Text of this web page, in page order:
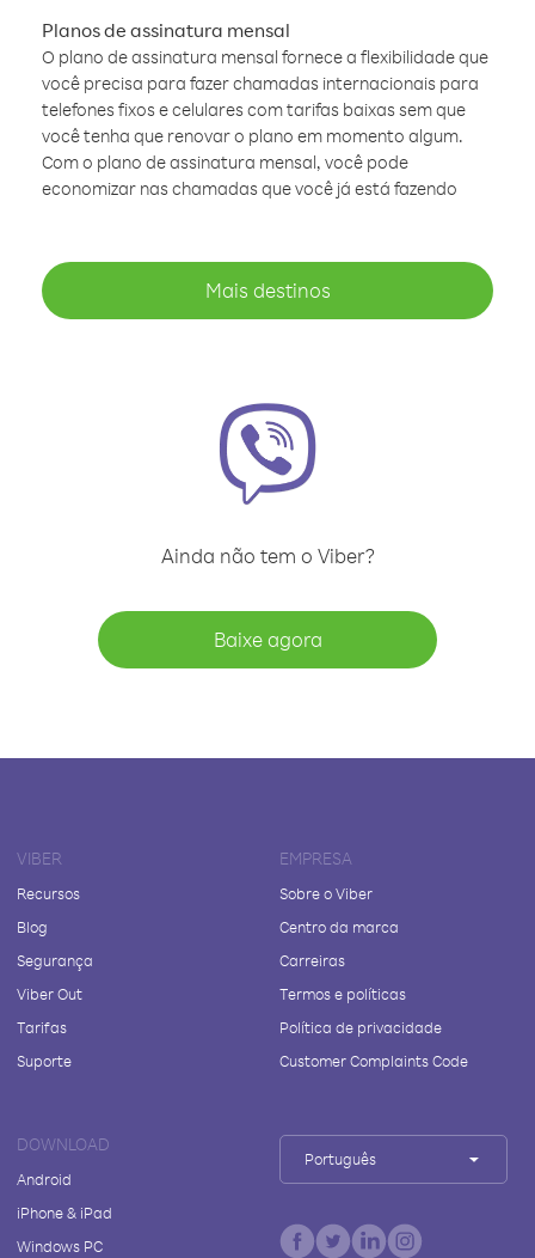
Planos de assinatura mensal
O plano de assinatura mensal fornece a flexibilidade que
você precisa para fazer chamadas internacionais para
telefones fixos e celulares com tarifas baixas sem que
você tenha que renovar o plano em momento algum.
Com o plano de assinatura mensal, você pode
economizar nas chamadas que você já está fazendo
Mais destinos
Ainda não tem o Viber?
Baixe agora
VIBER
Recursos
Blog
Segurança
Viber Out
Tarifas
Suporte
EMPRESA
Sobre o Viber
Centro da marca
Carreiras
Termos e políticas
Política de privacidade
Customer Complaints Code
DOWNLOAD
Android
iPhone & iPad
Windows PC
Português